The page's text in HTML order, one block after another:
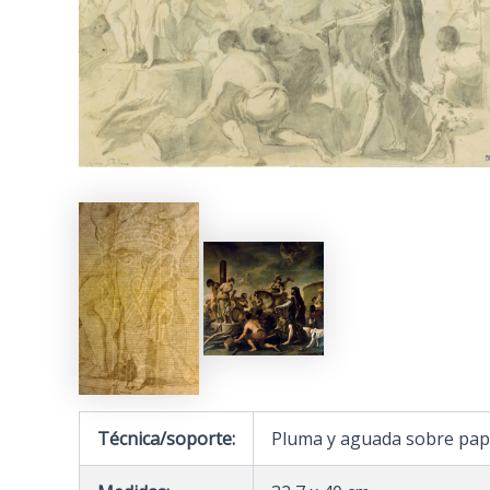
Técnica/soporte: Pluma y aguada sobre